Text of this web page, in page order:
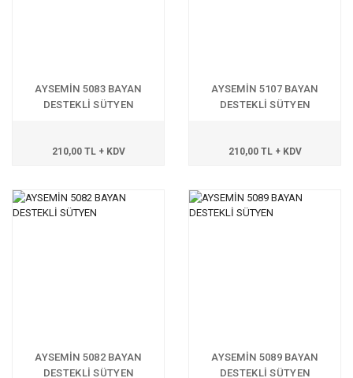
AYSEMİN 5083 BAYAN
DESTEKLİ SÜTYEN
210,00 TL + KDV
AYSEMİN 5107 BAYAN
DESTEKLİ SÜTYEN
210,00 TL + KDV
AYSEMİN 5082 BAYAN
DESTEKLİ SÜTYEN
AYSEMİN 5089 BAYAN
DESTEKLİ SÜTYEN